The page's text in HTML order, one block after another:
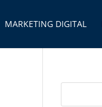
MARKETING DIGITAL